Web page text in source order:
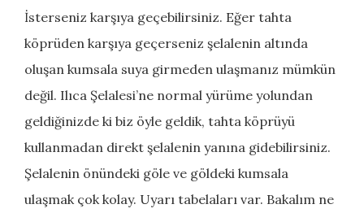
İsterseniz karşıya geçebilirsiniz. Eğer tahta
köprüden karşıya geçerseniz şelalenin altında
oluşan kumsala suya girmeden ulaşmanız mümkün
değil. Ilıca Şelalesi’ne normal yürüme yolundan
geldiğinizde ki biz öyle geldik, tahta köprüyü
kullanmadan direkt şelalenin yanına gidebilirsiniz.
Şelalenin önündeki göle ve göldeki kumsala
ulaşmak çok kolay. Uyarı tabelaları var. Bakalım ne